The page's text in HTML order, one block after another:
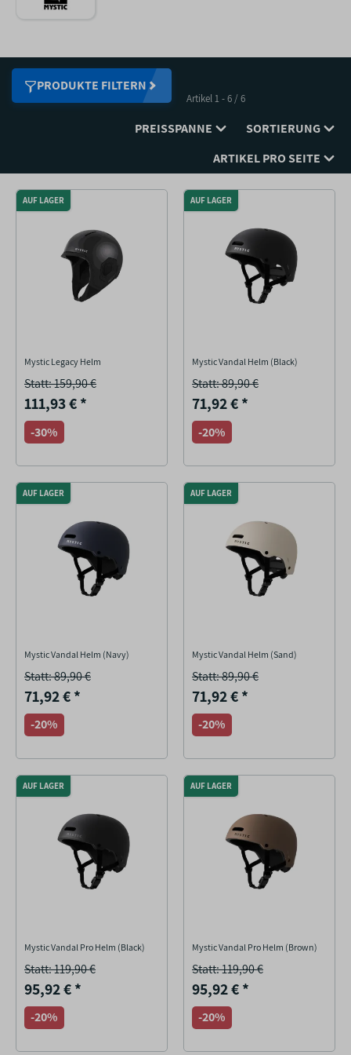
PRODUKTE FILTERN
Artikel 1 - 6 / 6
SORTIERUNG
ARTIKEL PRO SEITE
PREISSPANNE
AUF LAGER
Mystic Legacy Helm
Statt: 159,90 €
111,93 €*
-30%
AUF LAGER
Mystic Vandal Helm (Black)
Statt: 89,90 €
71,92 €*
-20%
AUF LAGER
Mystic Vandal Helm (Navy)
Statt: 89,90 €
71,92 €*
-20%
AUF LAGER
Mystic Vandal Helm (Sand)
Statt: 89,90 €
71,92 €*
-20%
AUF LAGER
Mystic Vandal Pro Helm (Black)
Statt: 119,90 €
95,92 €*
-20%
AUF LAGER
Mystic Vandal Pro Helm (Brown)
Statt: 119,90 €
95,92 €*
-20%